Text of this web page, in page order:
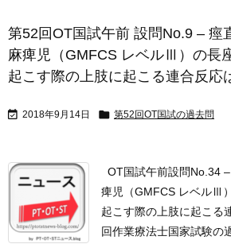
第52回OT国試午前 設問No.9 – 痙
麻痺児（GMFCS レベルⅢ）の長
起こす際の上肢に起こる連合反応
 2018年9月14日  第52回OT国試の過去問
OT国試午前設問No.34
痺児（GMFCS レベルⅢ
起こす際の上肢に起こる
回作業療法士国家試験